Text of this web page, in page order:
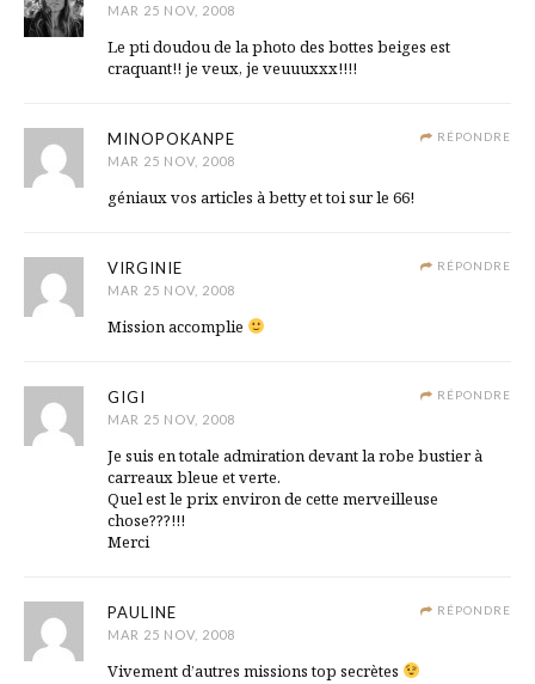
MAR 25 NOV, 2008
Le pti doudou de la photo des bottes beiges est
craquant!! je veux, je veuuuxxx!!!!
RÉPONDRE
MINOPOKANPE
MAR 25 NOV, 2008
géniaux vos articles à betty et toi sur le 66!
RÉPONDRE
VIRGINIE
MAR 25 NOV, 2008
Mission accomplie
RÉPONDRE
GIGI
MAR 25 NOV, 2008
Je suis en totale admiration devant la robe bustier à
carreaux bleue et verte.
Quel est le prix environ de cette merveilleuse
chose???!!!
Merci
RÉPONDRE
PAULINE
MAR 25 NOV, 2008
Vivement d’autres missions top secrètes